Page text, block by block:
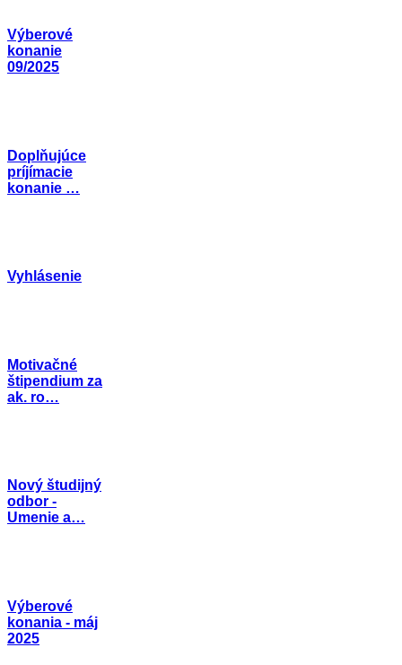
Výberové
konanie
09/2025
Doplňujúce
príjímacie
konanie …
Vyhlásenie
Motivačné
štipendium za
ak. ro…
Nový študijný
odbor -
Umenie a…
Výberové
konania - máj
2025